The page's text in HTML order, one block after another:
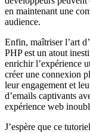
en maintenant une
audience.
Enfin, maîtriser l’art d’
PHP est un atout
enrichir l’expérience
créer une connexion
leur engagement et
d’emails captivants
expérience web
J’espère que ce